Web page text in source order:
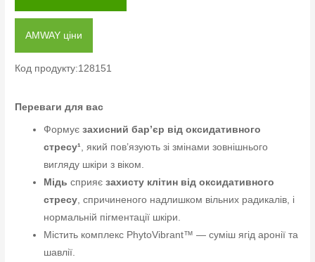
AMWAY ціни
Код продукту:128151
Переваги для вас
Формує захисний бар’єр від оксидативного
стресу¹ , який пов’язують зі змінами зовнішнього
вигляду шкіри з віком.
Мідь сприяєзахисту клітин від оксидативного
стресу , спричиненого надлишком вільних радикалів, і
нормальній пігментації шкіри.
Містить комплекс PhytoVibrant™ — суміш ягід аронії та
шавлії.